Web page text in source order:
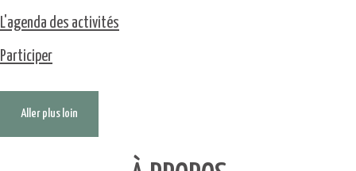
L'agenda des activités
Participer
Aller plus loin